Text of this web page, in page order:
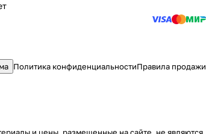
Политика конфиденциальностиПравила продажи